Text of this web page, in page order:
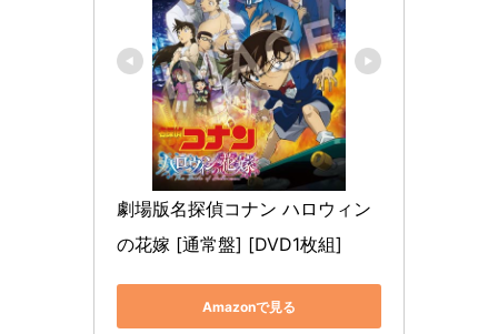
劇場版名探偵コナン ハロウィン
の花嫁 [通常盤] [DVD1枚組]
Amazonで見る